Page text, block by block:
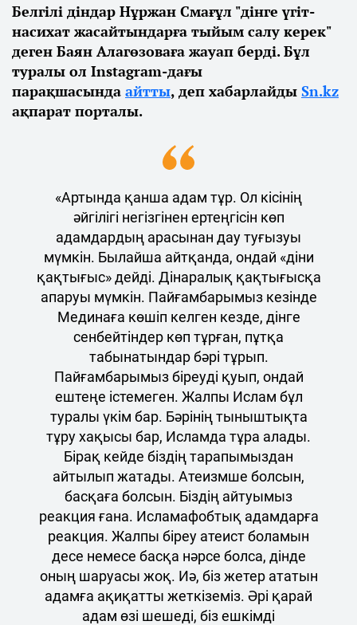
Белгілі діндар Нұржан Смағұл "дінге үгіт-
насихат жасайтындарға тыйым салу керек"
деген Баян Алагөзоваға жауап берді. Бұл
туралы ол Instagram-дағы
парақшасында айтты, деп хабарлайды Sn.kz
ақпарат порталы.
«Артында қанша адам тұр. Ол кісінің
әйгілігі негізгінен ертеңгісін көп
адамдардың арасынан дау туғызуы
мүмкін. Былайша айтқанда, ондай «діни
қақтығыс» дейді. Дінаралық қақтығысқа
апаруы мүмкін. Пайғамбарымыз кезінде
Мединаға көшіп келген кезде, дінге
сенбейтіндер көп тұрған, пұтқа
табынатындар бәрі тұрып.
Пайғамбарымыз біреуді қуып, ондай
ештеңе істемеген. Жалпы Ислам бұл
туралы үкім бар. Бәрінің тыныштықта
тұру хақысы бар, Исламда тұра алады.
Бірақ кейде біздің тарапымыздан
айтылып жатады. Атеизмше болсын,
басқаға болсын. Біздің айтуымыз
реакция ғана. Исламафобтық адамдарға
реакция. Жалпы біреу атеист боламын
десе немесе басқа нәрсе болса, дінде
оның шаруасы жоқ. Иә, біз жетер ататын
адамға ақиқатты жеткіземіз. Әрі қарай
адам өзі шешеді, біз ешкімді